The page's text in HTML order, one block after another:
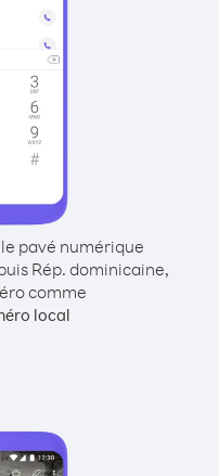
pavé numérique
Rép. dominicaine,
comme
local